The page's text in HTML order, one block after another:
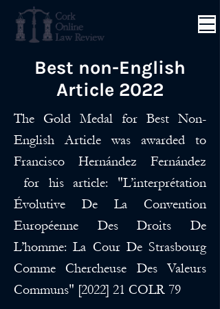
Best non-English
Article 2022
The Gold Medal for Best Non-
English Article was awarded to
Francisco Hernández Fernández
for his article: "L’interprétation
Évolutive De La Convention
Européenne Des Droits De
L’homme: La Cour De Strasbourg
Comme Chercheuse Des Valeurs
Communs" [2022] 21 COLR 79